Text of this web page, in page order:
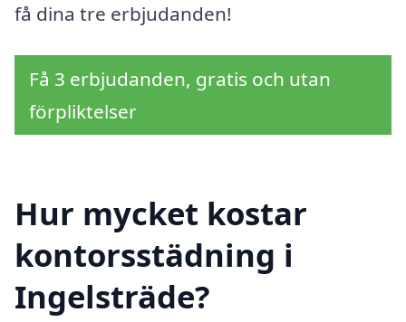
få dina tre erbjudanden!
Få 3 erbjudanden, gratis och utan
förpliktelser
Hur mycket kostar
kontorsstädning i
Ingelsträde?